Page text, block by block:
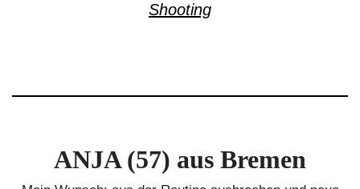
Shooting
ANJA (57) aus Bremen